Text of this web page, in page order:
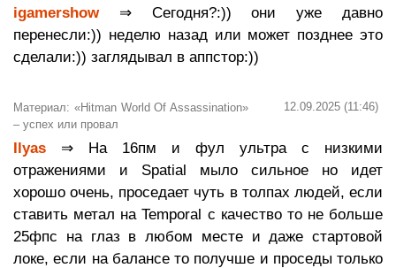
igamershow⇒ Сегодня?:)) они уже давно
перенесли:)) неделю назад или может позднее это
сделали:)) заглядывал в аппстор:))
12.09.2025 (11:46)
Материал: «Hitman World Of Assassination»
– успех или провал
Ilyas ⇒ На 16пм и фул ультра с низкими
отражениями и Spatial мыло сильное но идет
хорошо очень, проседает чуть в толпах людей, если
ставить метал на Temporal с качество то не больше
25фпс на глаз в любом месте и даже стартовой
локе, если на балансе то получше и проседы только